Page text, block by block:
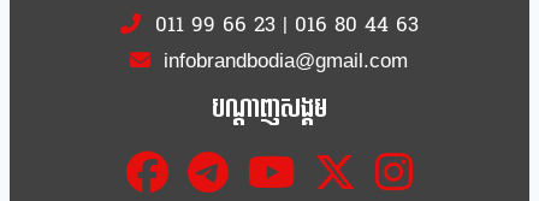
011 99 66 23| 016 80 44 63
infobrandbodia@gmail.com
បណ្ដាញសង្គម